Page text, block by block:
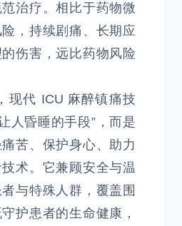
治疗。相比于药物微
，持续剧痛、长期应
伤害，远比药物风险
代 ICU 麻醉镇痛技
人昏睡的手段”，而是
苦、保护身心、助力
术。它兼顾安全与温
与特殊人群，覆盖围
护患者的生命健康，